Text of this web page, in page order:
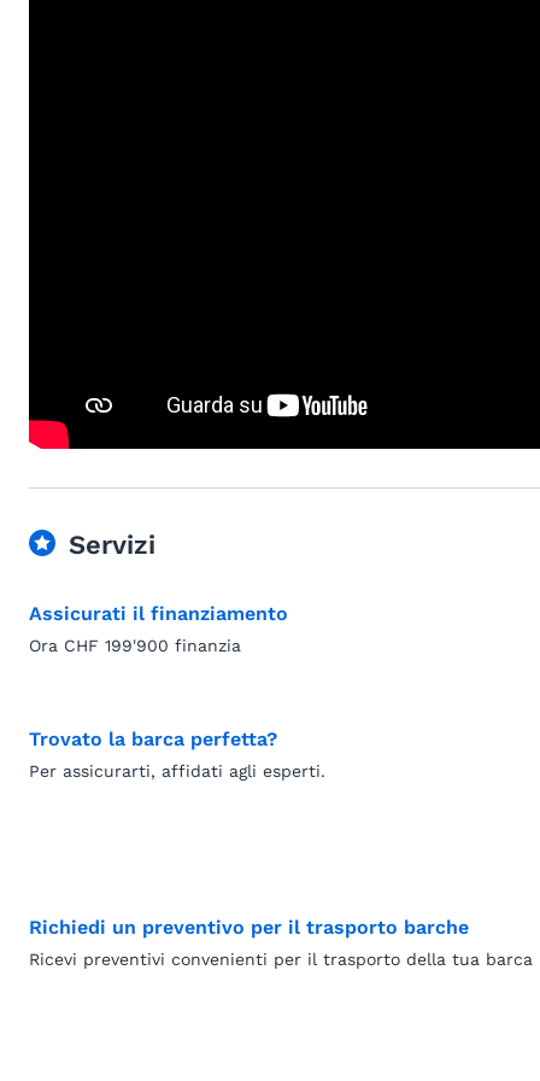
Servizi
Assicurati il finanziamento
Ora CHF 199'900 finanzia
Trovato la barca perfetta?
Per assicurarti, affidati agli esperti.
Richiedi un preventivo per il trasporto barche
Ricevi preventivi convenienti per il trasporto della tua barca